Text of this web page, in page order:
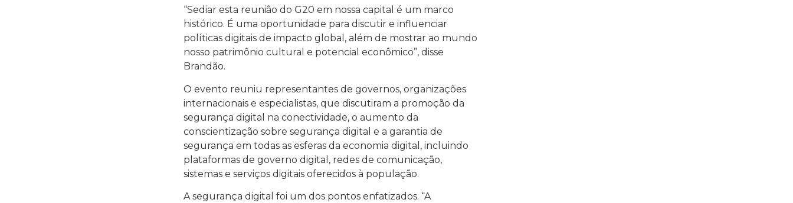
“Sediar esta reunião do G20 em nossa capital é um marco
histórico. É uma oportunidade para discutir e influenciar
políticas digitais de impacto global, além de mostrar ao mundo
nosso patrimônio cultural e potencial econômico”, disse
Brandão.
O evento reuniu representantes de governos, organizações
internacionais e especialistas, que discutiram a promoção da
segurança digital na conectividade, o aumento da
conscientização sobre segurança digital e a garantia de
segurança em todas as esferas da economia digital, incluindo
plataformas de governo digital, redes de comunicação,
sistemas e serviços digitais oferecidos à população.
A segurança digital foi um dos pontos enfatizados. “A